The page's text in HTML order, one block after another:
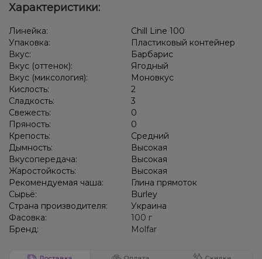
Характеристики:
Линейка:
Chill Line 100
Упаковка:
Пластиковый контейнер
Вкус:
Барбарис
Вкус (оттенок):
Ягодный
Вкус (миксология):
Моновкус
Кислость:
2
Сладкость:
3
Свежесть:
0
Пряность:
0
Крепость:
Средний
Дымность:
Высокая
Вкусопередача:
Высокая
Жаростойкость:
Высокая
Рекомендуемая чаша:
Глина прямоток
Сырьё:
Burley
Страна производителя:
Украина
Фасовка:
100 г
Бренд:
Molfar